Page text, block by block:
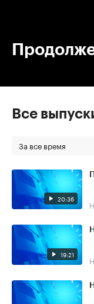
Все
За все время
20:36
19:21